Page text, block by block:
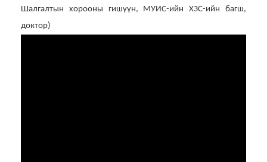
Шалгалтын хорооны гишүүн, МУИС-ийн ХЗС-ийн багш,
доктор)